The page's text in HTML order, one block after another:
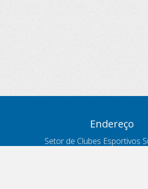
Endereço
Setor de Clubes Esportivos